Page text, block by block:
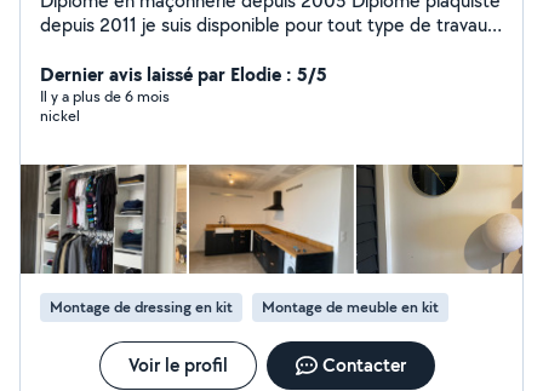
depuis 2011 je suis disponible pour tout type de travaux
bande a joint, enduit,montage de porte, petite
plomberie, Montage de meuble, lustre, prise,
interrupteur, faïence, parquet, sol plastique, nettoyage
demande. N'hésitez pas à me faire vos demandes A
bientôt
Dernier avis laissé par Elodie : 5/5
Il y a plus de 6 mois
nickel
Montage de dressing en kit Montage de meuble en kit
Voir le profil Contacter